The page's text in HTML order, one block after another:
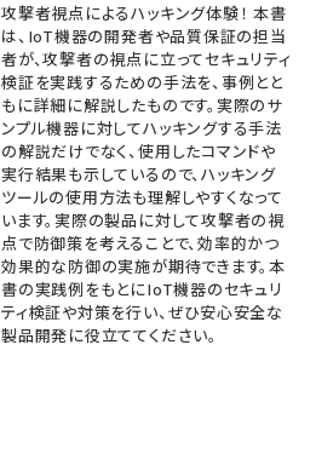
攻撃者視点によるハッキング体験！ 本書
は、IoT機器の開発者や品質保証の担当
者が、攻撃者の視点に立ってセキュリティ
検証を実践するための手法を、事例とと
もに詳細に解説したものです。実際のサ
ンプル機器に対してハッキングする手法
の解説だけでなく、使用したコマンドや
実行結果も示しているので、ハッキング
ツールの使用方法も理解しやすくなって
います。実際の製品に対して攻撃者の視
点で防御策を考えることで、効率的かつ
効果的な防御の実施が期待できます。本
書の実践例をもとにIoT機器のセキュリ
ティ検証や対策を行い、ぜひ安心安全な
製品開発に役立ててください。